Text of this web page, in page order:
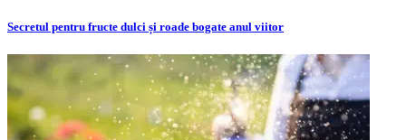
Secretul pentru fructe dulci și roade bogate anul viitor